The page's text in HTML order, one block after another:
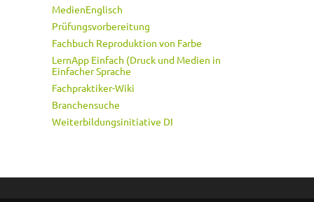
MedienEnglisch
Prüfungsvorbereitung
Fachbuch Reproduktion von Farbe
LernApp Einfach (Druck und Medien in
Einfacher Sprache
Fachpraktiker-Wiki
Branchensuche
Weiterbildungsinitiative DI